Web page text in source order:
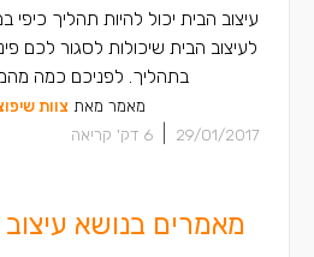
עיצוב הבית יכול להיות תהליך כיפי
לעיצוב הבית שיכולות לסגור לכם
בתהליך. לפניכם כמה
מאמר מאת צוות
29/01/2017
6 דק' קריאה
מאמרים בנושא עיצוב